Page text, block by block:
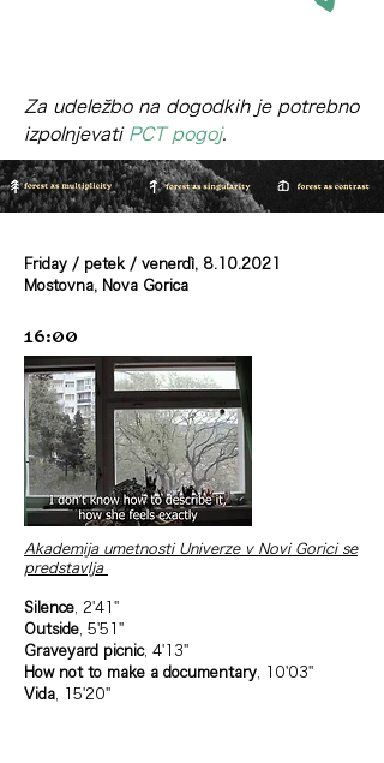
Za udeležbo na dogodkih je potrebno
izpolnjevati PCT pogoj.
Friday / petek / venerdì, 8.10.2021
Mostovna, Nova Gorica
16:00
Akademija umetnosti Univerze v Novi Gorici se
predstavlja
Silence , 2'41''
Outside , 5'51''
Graveyard picnic, 4'13''
How not to make a documentary , 10'03''
Vida , 15'20''